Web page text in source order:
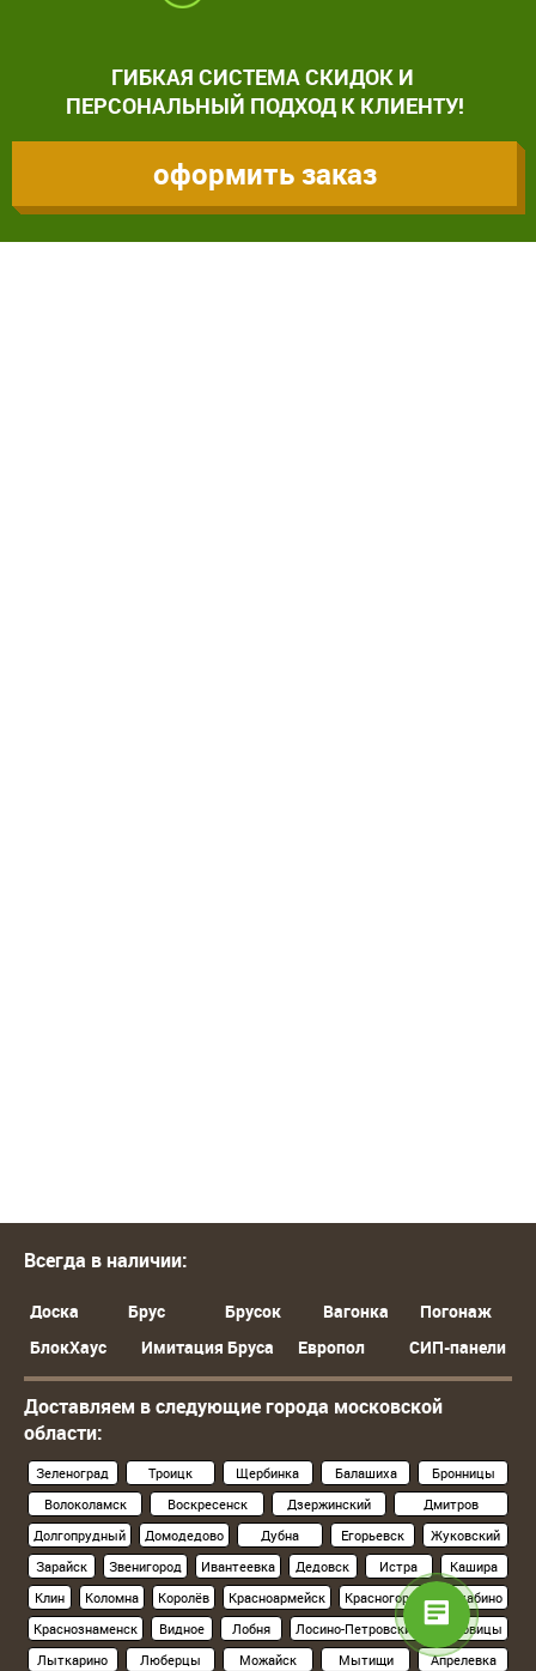
ГИБКАЯ СИСТЕМА СКИДОК И
ПЕРСОНАЛЬНЫЙ ПОДХОД К КЛИЕНТУ!
оформить заказ
Всегда в наличии:
Доска Брус Брусок Вагонка
Погонаж
БлокХаус
Имитация Бруса Европол СИП-панели
Доставляем в следующие города московской
области:
Зеленоград Троицк Щербинка Балашиха
Бронницы
Волоколамск
Воскресенск Дзержинский
Дмитров
Долгопрудный
Домодедово Дубна Егорьевск
Жуковский
Зарайск
Звенигород Ивантеевка Дедовск Истра
Кашира
Клин
Коломна Королёв Красноармейск Красногорск
Нахабино
Краснознаменск
Видное Лобня Лосино-Петровский
Луховицы
Лыткарино
Люберцы Можайск Мытищи
Апрелевка